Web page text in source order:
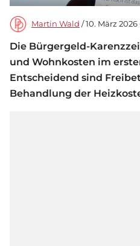
Martin Wald / 10. März
Die Bürgergeld-
und Wohnkosten im
Entscheidend sind
Behandlung der